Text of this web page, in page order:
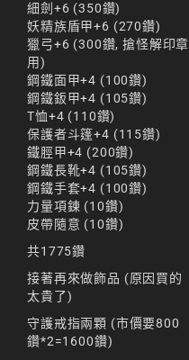
細劍+6 (350鑽)
妖精族盾甲+6 (270鑽)
獵弓+6 (300鑽, 搶怪解印章
用)
鋼鐵面甲+4 (100鑽)
鋼鐵鈑甲+4 (105鑽)
T恤+4 (110鑽)
保護者斗篷+4 (115鑽)
鐵脛甲+4 (200鑽)
鋼鐵長靴+4 (105鑽)
鋼鐵手套+4 (100鑽)
力量項鍊 (10鑽)
皮帶隨意 (10鑽)
共1775鑽
接著再來做飾品 (原因買的
太貴了)
守護戒指兩顆 (市價要800
鑽*2=1600鑽)